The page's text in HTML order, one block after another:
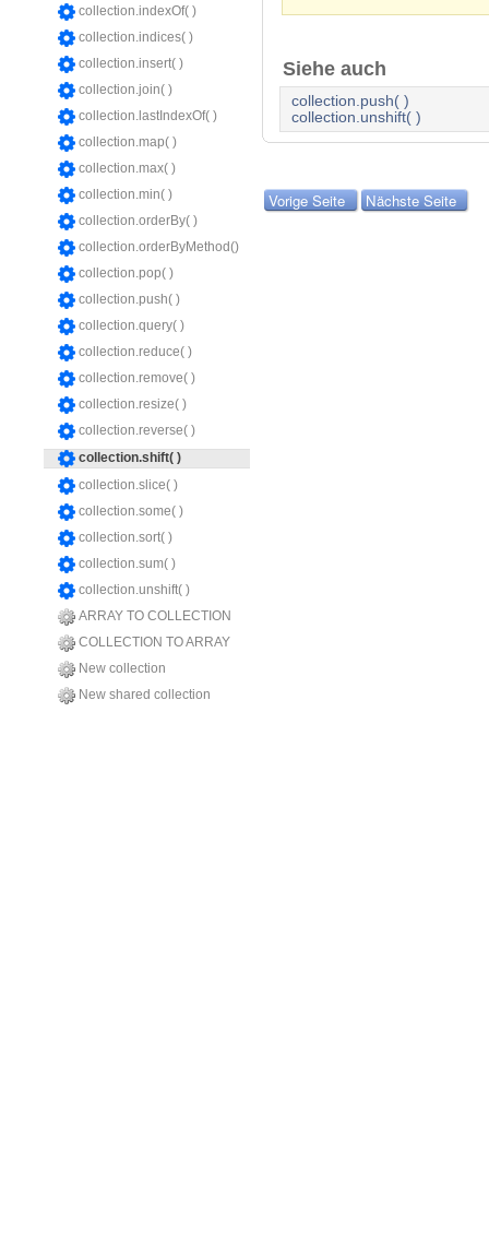
collection.indexOf( )
collection.indices( )
collection.insert( )
collection.join( )
collection.lastIndexOf( )
collection.map( )
collection.max( )
collection.min( )
collection.orderBy( )
collection.orderByMethod()
collection.pop( )
collection.push( )
collection.query( )
collection.reduce( )
collection.remove( )
collection.resize( )
collection.reverse( )
collection.shift( )
collection.slice( )
collection.some( )
collection.sort( )
collection.sum( )
collection.unshift( )
ARRAY TO COLLECTION
COLLECTION TO ARRAY
New collection
New shared collection
Siehe auch
collection.push( )
collection.unshift( )
Vorige Seite Nächste Seite